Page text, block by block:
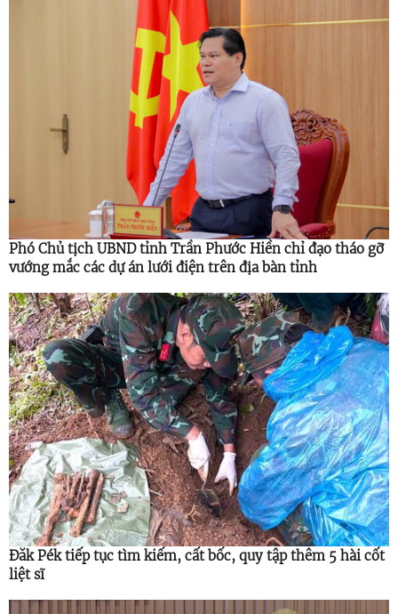
Phó Chủ tịch UBND tỉnh Trần Phước Hiền chỉ đạo tháo gỡ
vướng mắc các dự án lưới điện trên địa bàn tỉnh
Đăk Pék tiếp tục tìm kiếm, cất bốc, quy tập thêm 5 hài cốt
liệt sĩ